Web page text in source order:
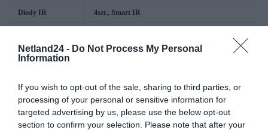
Netland24 - Do Not Process My Personal
Information
If you wish to opt-out of the sale, sharing to third parties, or
processing of your personal or sensitive information for
targeted advertising by us, please use the below opt-out
section to confirm your selection. Please note that after your
Diody IR 4szt., Smart IR
podczerwieni
Rozdzielczość
maksymalna
4Mpix(2688x1520)
Prędkość
nagrywania
25/30kl/s przy 1080P